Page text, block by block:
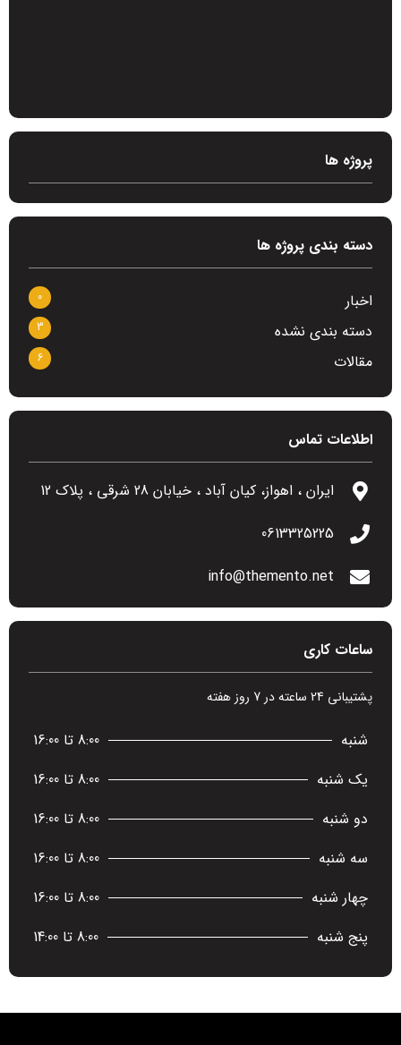
پروژه ها
دسته بندی پروژه ها
اخبار 0
دسته بندی نشده 3
مقالات 6
اطلاعات تماس
ایران ، اهواز، کیان آباد ، خیابان 28 شرقی ، پلاک 12
0613325225
info@themento.net
ساعات کاری
پشتیبانی 24 ساعته در 7 روز هفته
شنبه
8:00 تا 16:00
یک شنبه
8:00 تا 16:00
دو شنبه
8:00 تا 16:00
سه شنبه
8:00 تا 16:00
چهار شنبه
8:00 تا 16:00
پنج شنبه
8:00 تا 14:00